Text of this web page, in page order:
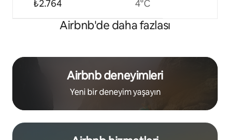
₺2.764 4°C
Airbnb'de daha fazlası
Airbnb deneyimleri
Yeni bir deneyim yaşayın